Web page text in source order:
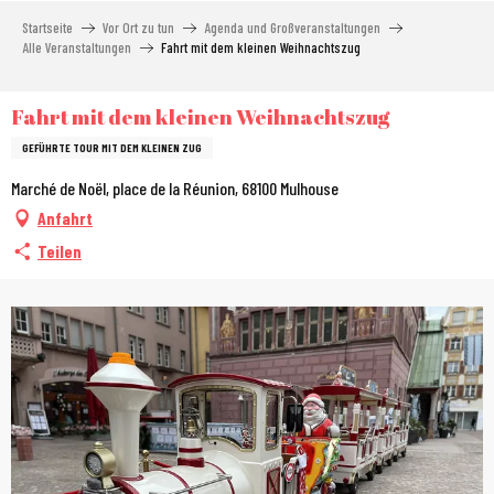
Startseite Vor Ort zu tun
Agenda und Großveranstaltungen
Alle Veranstaltungen
Fahrt mit dem kleinen Weihnachtszug
Fahrt mit dem kleinen Weihnachtszug
GEFÜHRTE TOUR MIT DEM KLEINEN ZUG
Marché de Noël, place de la Réunion, 68100 Mulhouse
Anfahrt
Teilen